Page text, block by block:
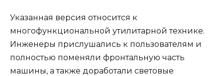
Указанная версия относится к
многофункциональной утилитарной технике.
Инженеры прислушались к пользователям и
полностью поменяли фронтальную часть
машины, а также доработали световые